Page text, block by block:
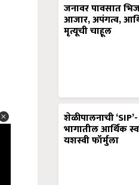
जनावर पावसात
आजार, अपंगत्व,
मृत्यूची चाहूल
शेळीपालनाची
भागातील आर्थिक
यशस्वी फॉर्मुला